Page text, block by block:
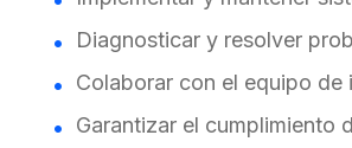
Diagnosticar y resolver
Colaborar con el equipo de
Garantizar el cumplimiento